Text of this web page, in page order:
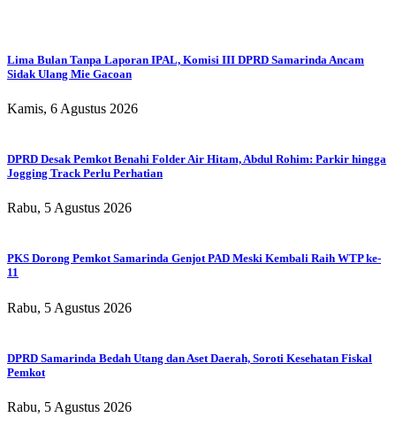
Lima Bulan Tanpa Laporan IPAL, Komisi III DPRD Samarinda Ancam
Sidak Ulang Mie Gacoan
Kamis, 6 Agustus 2026
DPRD Desak Pemkot Benahi Folder Air Hitam, Abdul Rohim: Parkir hingga
Jogging Track Perlu Perhatian
Rabu, 5 Agustus 2026
PKS Dorong Pemkot Samarinda Genjot PAD Meski Kembali Raih WTP ke-
11
Rabu, 5 Agustus 2026
DPRD Samarinda Bedah Utang dan Aset Daerah, Soroti Kesehatan Fiskal
Pemkot
Rabu, 5 Agustus 2026